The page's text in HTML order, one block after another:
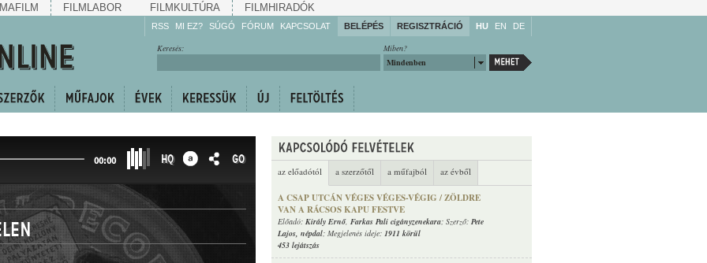
MAFILM FILMLABOR FILMKULTÚRA FILMHIRADÓK
RSS MI EZ? SÚGÓ
Gyarapítsa!
FÓRUM KAPCSOLAT BELÉPÉS REGISZTRÁCIÓ HU EN DE
Miben?
Mindenben
Keresés:
az előadótól a szerzőtől a műfajból az évből
A CSAP UTCÁN VÉGES VÉGES-VÉGIG / ZÖLDRE
VAN A RÁCSOS KAPU FESTVE
Előadó: Király Ernő, Farkas Pali cigányzenekara; Szerző: Pete
Lajos, népdal; Megjelenés ideje: 1911 körül
453 lejátszás
00:00 HQ GO